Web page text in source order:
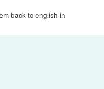
back to english in